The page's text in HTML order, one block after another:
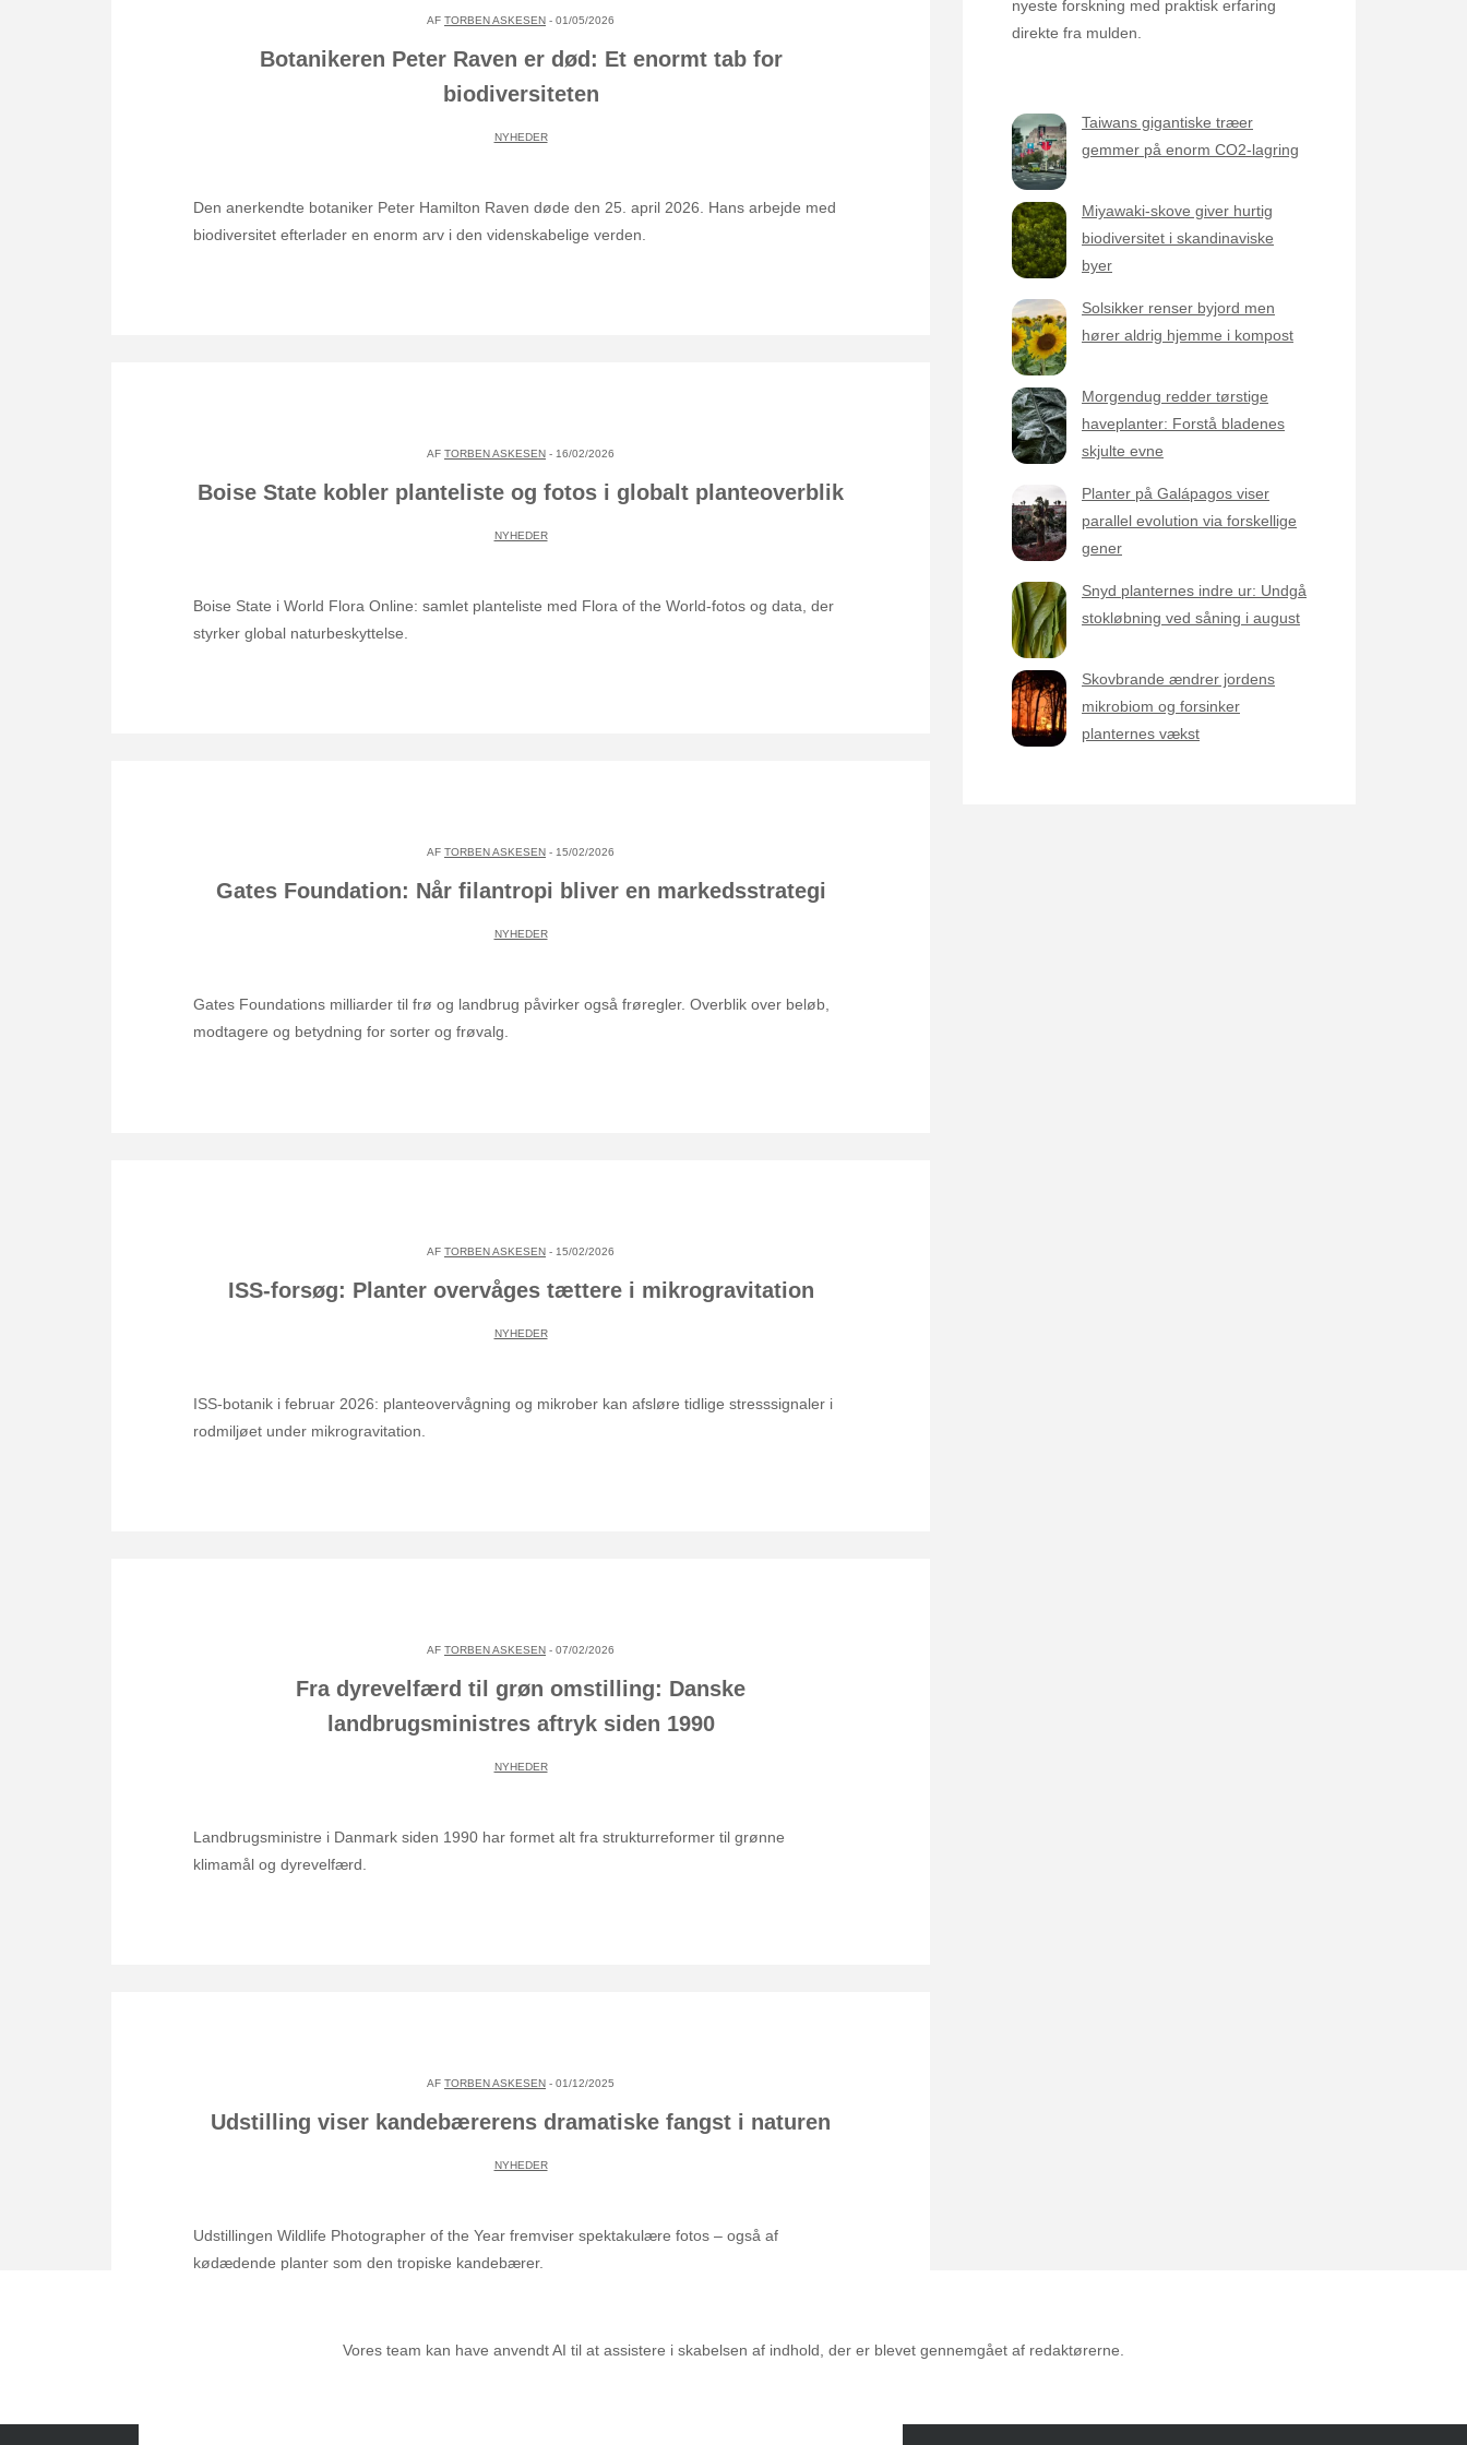
AF TORBEN ASKESEN - 01/05/2026
Botanikeren Peter Raven er død: Et enormt tab for
biodiversiteten
NYHEDER
Den anerkendte botaniker Peter Hamilton Raven døde den 25. april 2026. Hans arbejde med
biodiversitet efterlader en enorm arv i den videnskabelige verden.
AF TORBEN ASKESEN - 16/02/2026
Boise State kobler planteliste og fotos i globalt planteoverblik
NYHEDER
Boise State i World Flora Online: samlet planteliste med Flora of the World-fotos og data, der
styrker global naturbeskyttelse.
AF TORBEN ASKESEN - 15/02/2026
Gates Foundation: Når filantropi bliver en markedsstrategi
NYHEDER
Gates Foundations milliarder til frø og landbrug påvirker også frøregler. Overblik over beløb,
modtagere og betydning for sorter og frøvalg.
AF TORBEN ASKESEN - 15/02/2026
ISS-forsøg: Planter overvåges tættere i mikrogravitation
NYHEDER
ISS-botanik i februar 2026: planteovervågning og mikrober kan afsløre tidlige stresssignaler i
rodmiljøet under mikrogravitation.
AF TORBEN ASKESEN - 07/02/2026
Fra dyrevelfærd til grøn omstilling: Danske
landbrugsministres aftryk siden 1990
NYHEDER
Landbrugsministre i Danmark siden 1990 har formet alt fra strukturreformer til grønne
klimamål og dyrevelfærd.
AF TORBEN ASKESEN - 01/12/2025
Udstilling viser kandebærerens dramatiske fangst i naturen
NYHEDER
Udstillingen Wildlife Photographer of the Year fremviser spektakulære fotos – også af
kødædende planter som den tropiske kandebærer.
nyeste forskning med praktisk erfaring
direkte fra mulden.
Taiwans gigantiske træer
gemmer på enorm CO2-lagring
Miyawaki-skove giver hurtig
biodiversitet i skandinaviske
byer
Solsikker renser byjord men
hører aldrig hjemme i kompost
Morgendug redder tørstige
haveplanter: Forstå bladenes
skjulte evne
Planter på Galápagos viser
parallel evolution via forskellige
gener
Snyd planternes indre ur: Undgå
stokløbning ved såning i august
Skovbrande ændrer jordens
mikrobiom og forsinker
planternes vækst
Vores team kan have anvendt AI til at assistere i skabelsen af indhold, der er blevet gennemgået af redaktørerne.